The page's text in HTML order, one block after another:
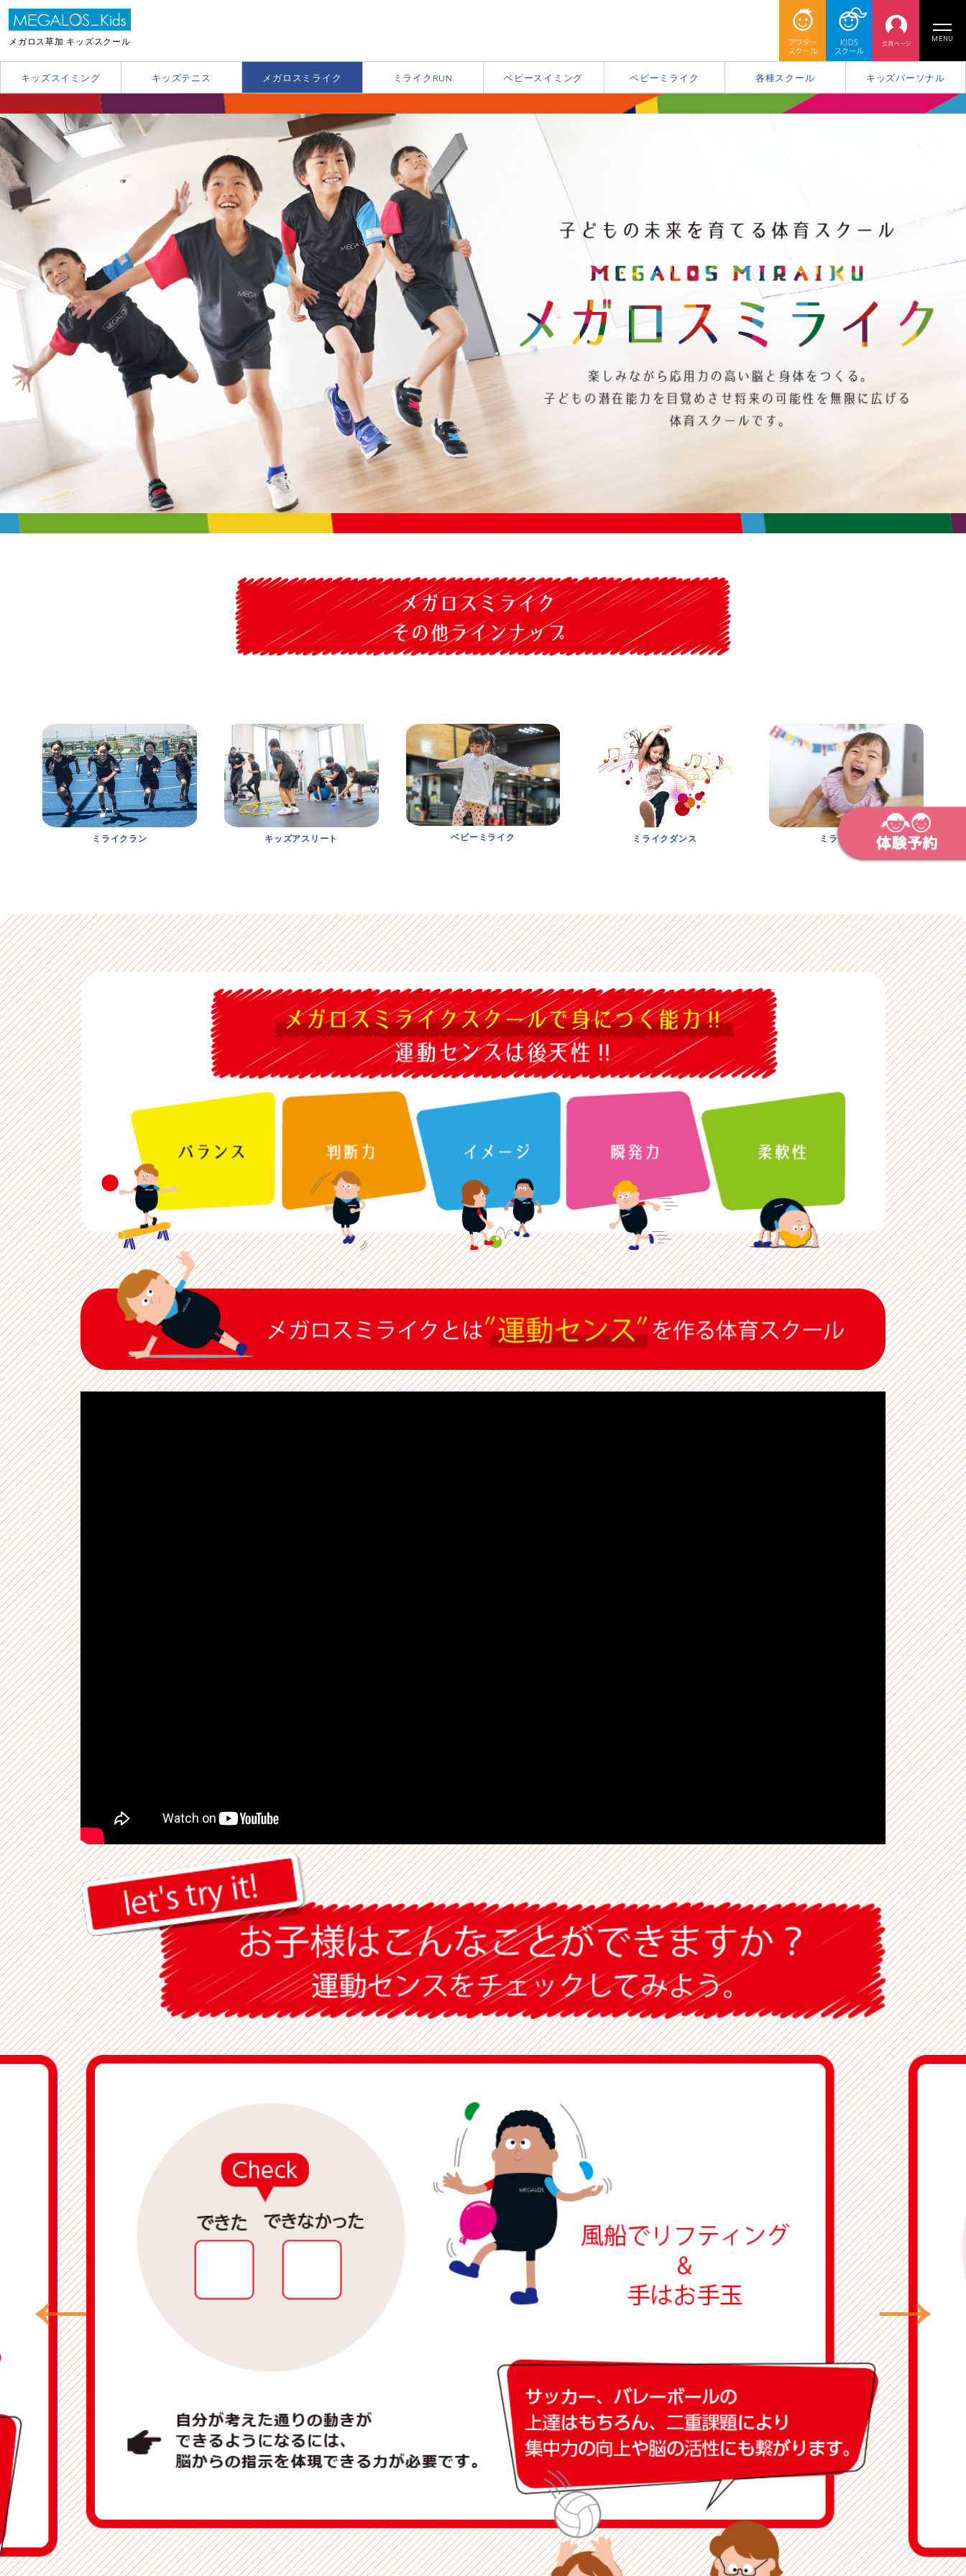
メガロス草加 キッズスクール MENU
キッズスイミング キッズテニス メガロスミライク ミライクRUN ベビースイミング ベビーミライク 各種スクール キッズパーソナル
ミライクラン キッズアスリート ベビーミライク ミライクダンス ミライクAID